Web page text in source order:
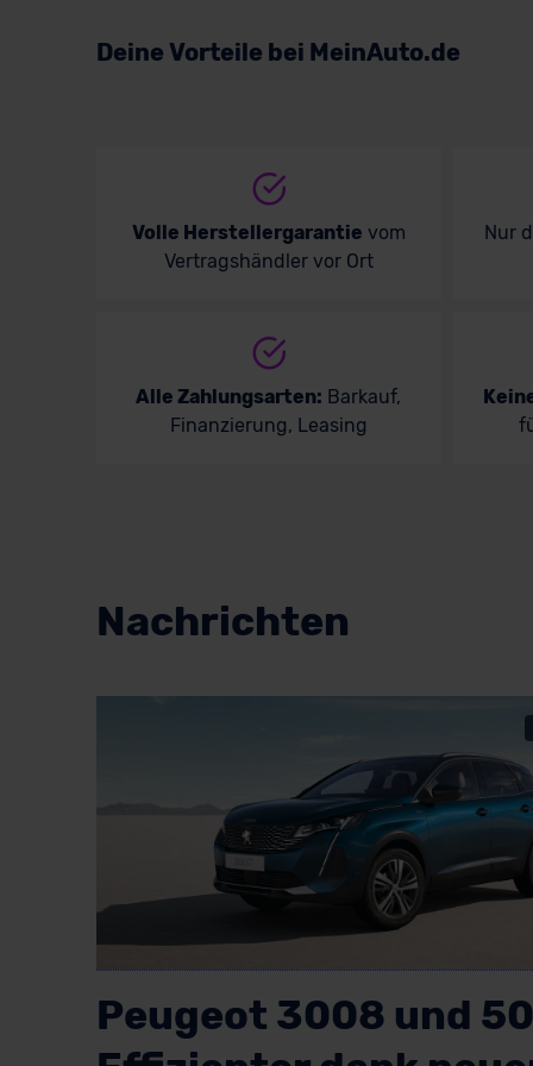
Volvo
Deine Vorteile bei MeinAuto.de
Volle Herstellergarantie vom
Vertragshändler vor Ort
Nur
Alle Zahlungsarten: Barkauf,
Finanzierung, Leasing
Nachrichten
Peugeot 3008 und